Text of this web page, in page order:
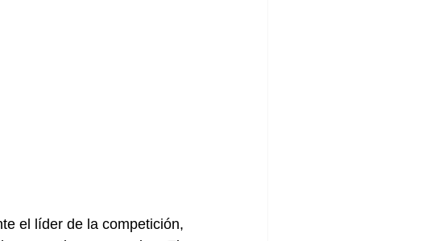
el líder de la competición,